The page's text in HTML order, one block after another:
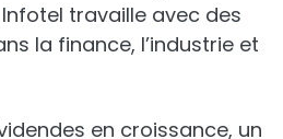
travaille avec des
la finance, l’industrie et
en croissance, un